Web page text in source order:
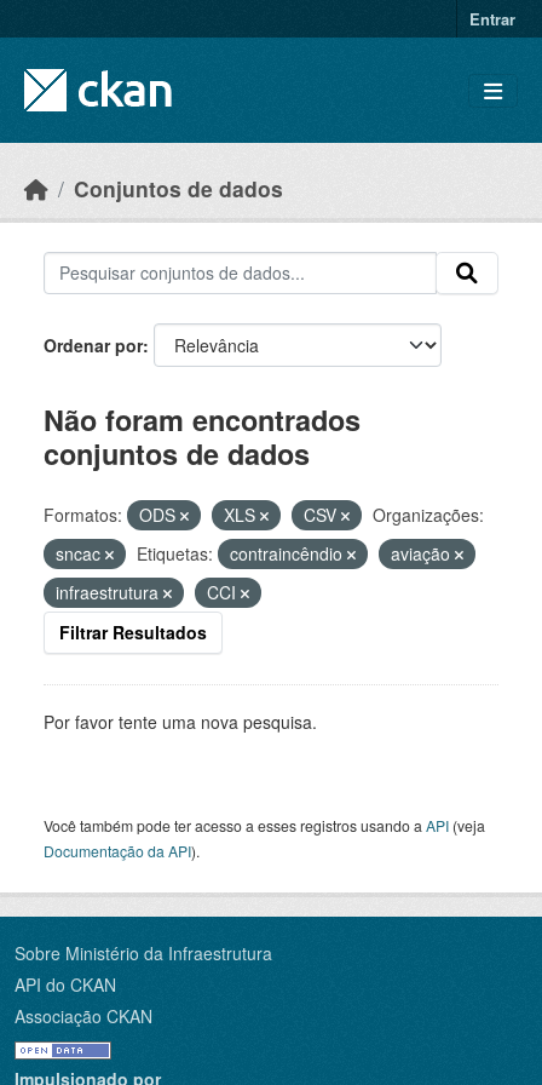
Entrar
Conjuntos de dados
Ordenar por
Não foram encontrados
conjuntos de dados
Formatos: ODS XLS CSV
Organizações:
sncac
Etiquetas: contraincêndio
aviação
infraestrutura
CCI
Filtrar Resultados
Por favor tente uma nova pesquisa.
Você também pode ter acesso a esses registros usando a API (veja
Documentação da API).
Sobre Ministério da Infraestrutura
API do CKAN
Associação CKAN
Impulsionado por